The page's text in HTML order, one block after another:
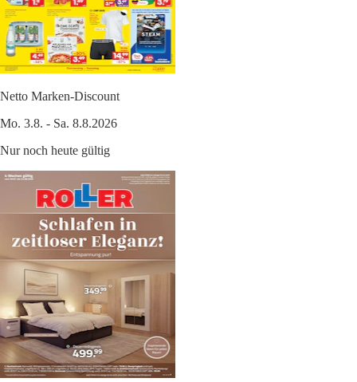
Netto Marken-Discount
Mo. 3.8. - Sa. 8.8.2026
Nur noch heute gültig